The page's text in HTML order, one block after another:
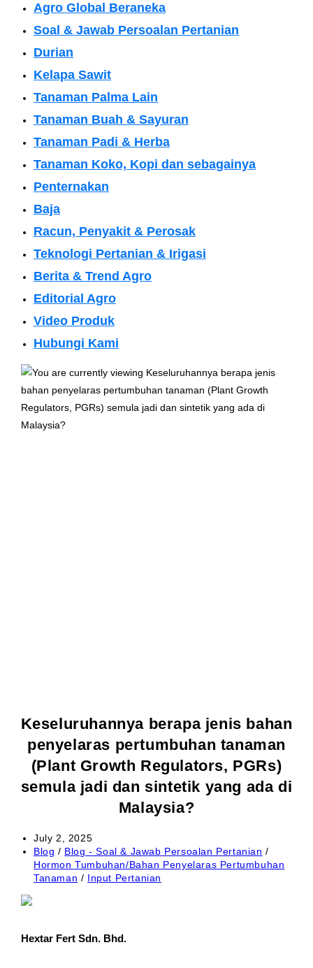
Agro Global Beraneka
Soal & Jawab Persoalan Pertanian
Durian
Kelapa Sawit
Tanaman Palma Lain
Tanaman Buah & Sayuran
Tanaman Padi & Herba
Tanaman Koko, Kopi dan sebagainya
Penternakan
Baja
Racun, Penyakit & Perosak
Teknologi Pertanian & Irigasi
Berita & Trend Agro
Editorial Agro
Video Produk
Hubungi Kami
Keseluruhannya berapa jenis bahan
penyelaras pertumbuhan tanaman
(Plant Growth Regulators, PGRs)
semula jadi dan sintetik yang ada di
Malaysia?
July 2, 2025
Blog / Blog - Soal & Jawab Persoalan Pertanian /
Hormon Tumbuhan/Bahan Penyelaras Pertumbuhan
Tanaman / Input Pertanian
Hextar Fert Sdn. Bhd.